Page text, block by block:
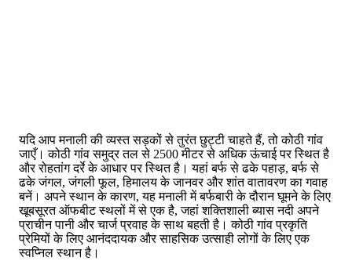
यदि आप मनाली की व्यस्त सड़कों से तुरंत छुट्टी चाहते हैं, तो कोठी गांव
जाएँ। कोठी गांव समुद्र तल से 2500 मीटर से अधिक ऊंचाई पर स्थित है
और रोहतांग दर्रे के आधार पर स्थित है। यहां बर्फ से ढके पहाड़, बर्फ से
ढके जंगल, जंगली फूल, हिमालय के जानवर और शांत वातावरण का गवाह
बनें। अपने स्थान के कारण, यह मनाली में बर्फबारी के दौरान घूमने के लिए
खूबसूरत ऑफबीट स्थलों में से एक है, जहां शक्तिशाली ब्यास नदी अपने
प्राचीन पानी और चार्ज प्रवाह के साथ बहती है। कोठी गांव प्रकृति
प्रेमियों के लिए आनंददायक और साहसिक उत्साही लोगों के लिए एक
स्वप्निल स्थान है।